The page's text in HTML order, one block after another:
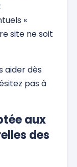
«
site ne soit
aider dès
pas à
aux
des